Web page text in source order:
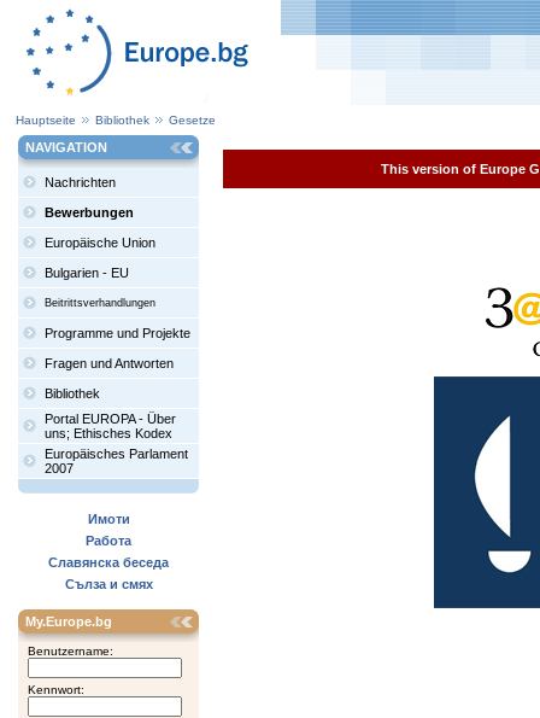
Hauptseite Bibliothek Gesetze
NAVIGATION
Nachrichten
Bewerbungen
Europäische Union
Bulgarien - EU
Beitrittsverhandlungen
Programme und Projekte
Fragen und Antworten
Bibliothek
Portal EUROPA - Über
uns; Ethisches Kodex
Europäisches Parlament
2007
Имоти
Работа
Славянска беседа
Сълза и смях
My.Europe.bg
Benutzername:
Kennwort:
This version of Europe